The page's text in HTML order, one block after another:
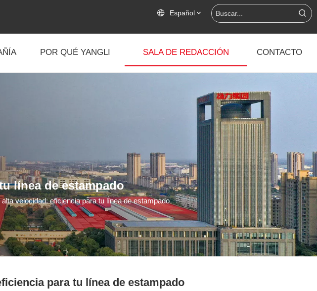
Español
POR QUÉ YANGLI SALA DE REDACCIÓN CONTACTO
línea de estampado
velocidad: eficiencia para tu línea de estampado
para tu línea de estampado